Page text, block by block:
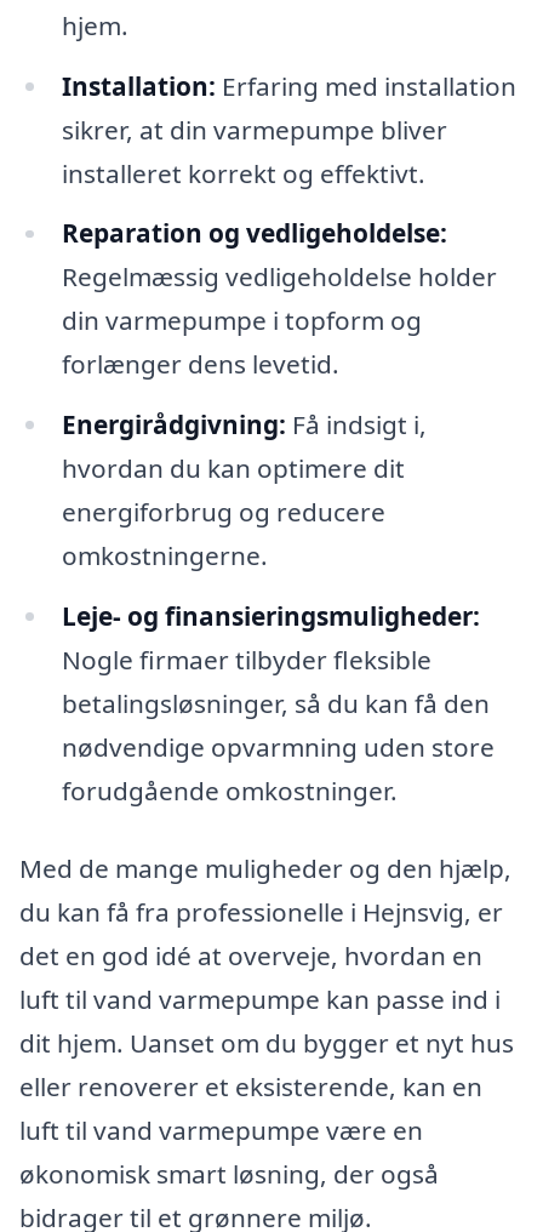
hjem.
Installation: Erfaring med installation
sikrer, at din varmepumpe bliver
installeret korrekt og effektivt.
Reparation og vedligeholdelse:
Regelmæssig vedligeholdelse holder
din varmepumpe i topform og
forlænger dens levetid.
Energirådgivning: Få indsigt i,
hvordan du kan optimere dit
energiforbrug og reducere
omkostningerne.
Leje- og finansieringsmuligheder:
Nogle firmaer tilbyder fleksible
betalingsløsninger, så du kan få den
nødvendige opvarmning uden store
forudgående omkostninger.
Med de mange muligheder og den hjælp,
du kan få fra professionelle i Hejnsvig, er
det en god idé at overveje, hvordan en
luft til vand varmepumpe kan passe ind i
dit hjem. Uanset om du bygger et nyt hus
eller renoverer et eksisterende, kan en
luft til vand varmepumpe være en
økonomisk smart løsning, der også
bidrager til et grønnere miljø.